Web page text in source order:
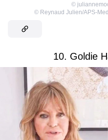
©
© Reynaud Julien/APS-
10. Goldie